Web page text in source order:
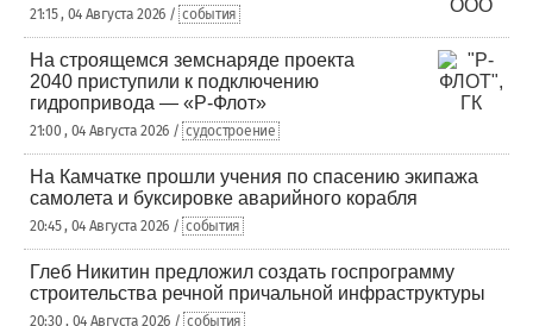
21:15 , 04 Августа 2026 / события
На строящемся земснаряде проекта
2040 приступили к подключению
гидропривода — «Р-Флот»
21:00 , 04 Августа 2026 / судостроение
На Камчатке прошли учения по спасению экипажа
самолета и буксировке аварийного корабля
20:45 , 04 Августа 2026 / события
Глеб Никитин предложил создать госпрограмму
строительства речной причальной инфраструктуры
20:30 , 04 Августа 2026 / события